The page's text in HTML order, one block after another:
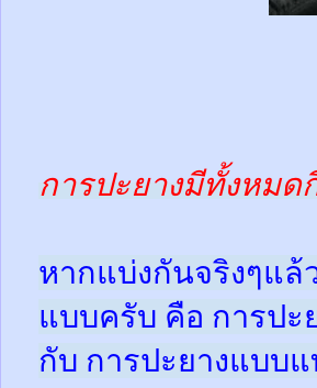
การปะยางมีทั้งหมด
หากแบ่งกันจริงๆแล้
แบบครับ คือ การปะ
กับ การปะยางแบบ